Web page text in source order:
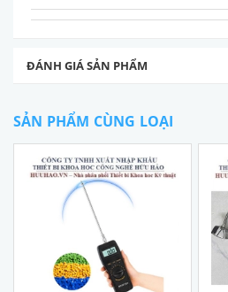
ĐÁNH GIÁ SẢN PHẨM
SẢN PHẨM CÙNG LOẠI